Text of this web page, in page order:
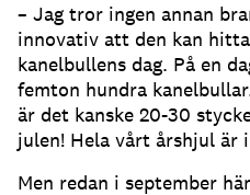
– Jag tror ingen annan
innovativ att den kan
kanelbullens dag. På en
femton hundra
är det kanske 20-30
julen! Hela vårt årshjul är
Men redan i september